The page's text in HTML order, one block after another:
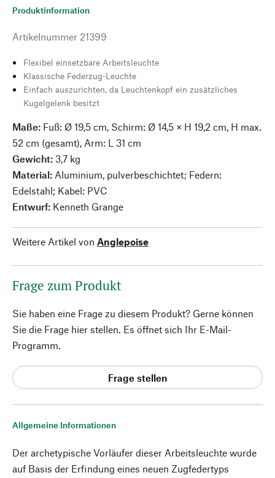
Allgemeine Informationen
Der archetypische Vorläufer dieser Arbeitsleuchte wurde
auf Basis der Erfindung eines neuen Zugfedertyps
Produktinformation
Artikelnummer 21399
Flexibel einsetzbare Arbeitsleuchte
Klassische Federzug-Leuchte
Einfach auszurichten, da Leuchtenkopf ein zusätzliches
Kugelgelenk besitzt
Maße: Fuß: Ø 19,5 cm, Schirm: Ø 14,5 × H 19,2 cm, H max.
52 cm (gesamt), Arm: L 31 cm
Gewicht: 3,7 kg
Material: Aluminium, pulverbeschichtet; Federn:
Edelstahl; Kabel: PVC
Entwurf: Kenneth Grange
Weitere Artikel von Anglepoise
Frage zum Produkt
Sie haben eine Frage zu diesem Produkt? Gerne können
Sie die Frage hier stellen. Es öffnet sich Ihr E-Mail-
Programm.
Frage stellen